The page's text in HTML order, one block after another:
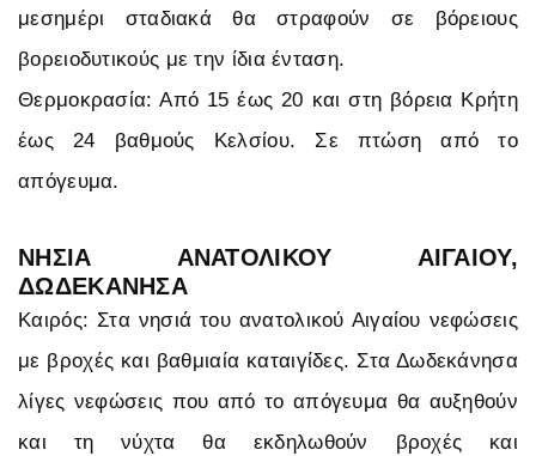
μεσημέρι σταδιακά θα στραφούν σε βόρειους
βορειοδυτικούς με την ίδια ένταση.
Θερμοκρασία: Από 15 έως 20 και στη βόρεια Κρήτη
έως 24 βαθμούς Κελσίου. Σε πτώση από το
απόγευμα.
ΝΗΣΙΑ ΑΝΑΤΟΛΙΚΟΥ ΑΙΓΑΙΟΥ,
ΔΩΔΕΚΑΝΗΣΑ
Καιρός: Στα νησιά του ανατολικού Αιγαίου νεφώσεις
με βροχές και βαθμιαία καταιγίδες. Στα Δωδεκάνησα
λίγες νεφώσεις που από το απόγευμα θα αυξηθούν
και τη νύχτα θα εκδηλωθούν βροχές και